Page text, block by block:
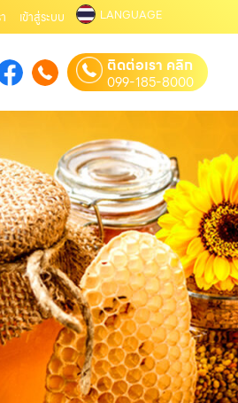
เข้าสู่ระบบ LANGUAGE
ติดต่อเรา คลิก
099-185-8000